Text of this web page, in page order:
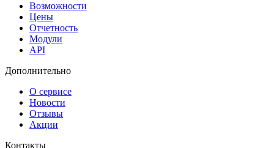
Возможности
Цены
Отчетность
Модули
API
Дополнительно
О сервисе
Новости
Отзывы
Акции
Контакты